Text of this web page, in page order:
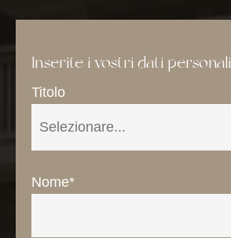
Inserite i vostri dati personali
Titolo
Nome*